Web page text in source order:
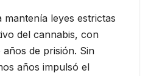
leyes estrictas
del cannabis, con
de prisión. Sin
años impulsó el